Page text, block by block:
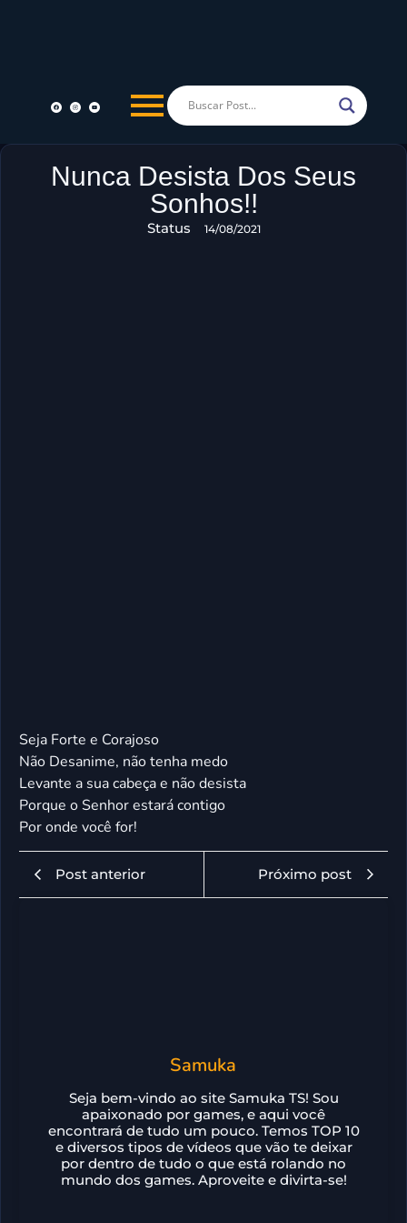
Nunca Desista Dos Seus
Sonhos!!
Status 14/08/2021
Seja Forte e Corajoso
Não Desanime, não tenha medo
Levante a sua cabeça e não desista
Porque o Senhor estará contigo
Por onde você for!
Post anterior Próximo post
Samuka
Seja bem-vindo ao site Samuka TS! Sou
apaixonado por games, e aqui você
encontrará de tudo um pouco. Temos TOP 10
e diversos tipos de vídeos que vão te deixar
por dentro de tudo o que está rolando no
mundo dos games. Aproveite e divirta-se!